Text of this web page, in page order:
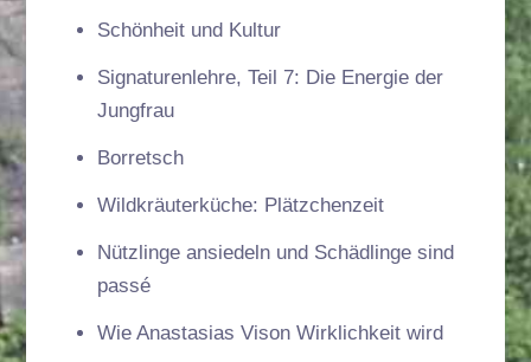
Schönheit und Kultur
Signaturenlehre, Teil 7: Die Energie der
Jungfrau
Borretsch
Wildkräuterküche: Plätzchenzeit
Nützlinge ansiedeln und Schädlinge sind
passé
Wie Anastasias Vison Wirklichkeit wird